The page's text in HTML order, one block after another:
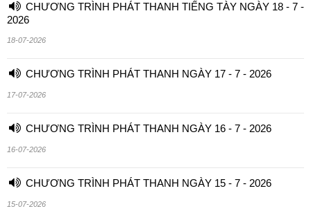
CHƯƠNG TRÌNH PHÁT THANH TIẾNG TÀY NGÀY 18 - 7 -
2026
18-07-2026
CHƯƠNG TRÌNH PHÁT THANH NGÀY 17 - 7 - 2026
17-07-2026
CHƯƠNG TRÌNH PHÁT THANH NGÀY 16 - 7 - 2026
16-07-2026
CHƯƠNG TRÌNH PHÁT THANH NGÀY 15 - 7 - 2026
15-07-2026